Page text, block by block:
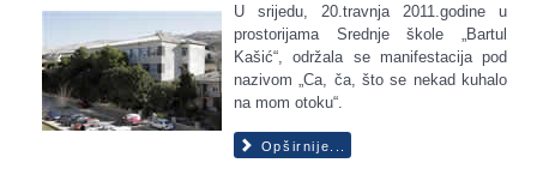
U srijedu, 20.travnja 2011.godine u
prostorijama Srednje škole „Bartul
Kašić“, održala se manifestacija pod
nazivom „Ca, ča, što se nekad kuhalo
na mom otoku“.
Opširnije...